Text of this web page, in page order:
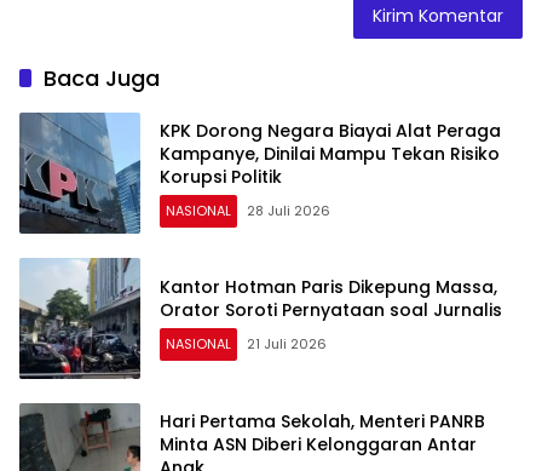
Baca Juga
KPK Dorong Negara Biayai Alat Peraga
Kampanye, Dinilai Mampu Tekan Risiko
Korupsi Politik
NASIONAL 28 Juli 2026
Kantor Hotman Paris Dikepung Massa,
Orator Soroti Pernyataan soal Jurnalis
NASIONAL 21 Juli 2026
Hari Pertama Sekolah, Menteri PANRB
Minta ASN Diberi Kelonggaran Antar